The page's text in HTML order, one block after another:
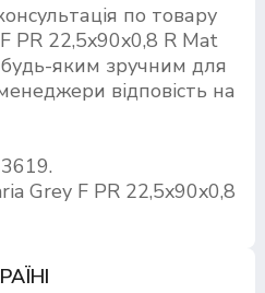
по товару
PR 22,5x90x0,8 R Mat
яким зручним для
відповість на
Grey F PR 22,5x90x0,8